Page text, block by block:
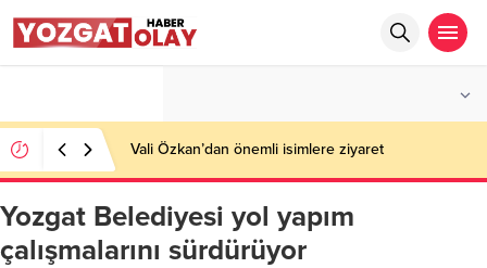
Vali Özkan’dan önemli isimlere ziyaret
Yozgat Belediyesi yol yapım
çalışmalarını sürdürüyor